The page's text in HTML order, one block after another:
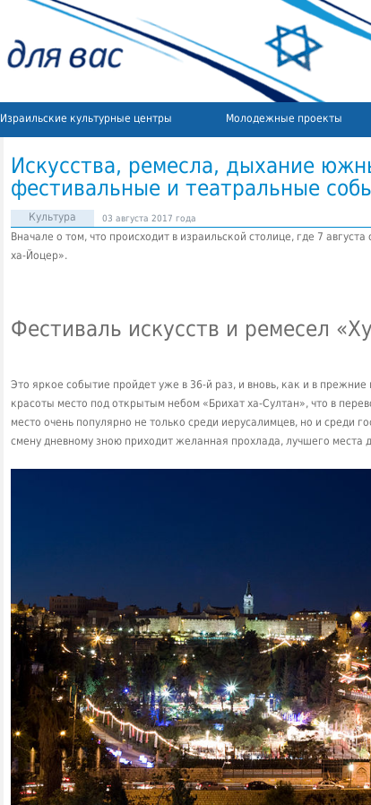
Израильские культурные центры Молодежные проекты
Искусства, ремесла, дыхание
фестивальные и театральные
Культура 03 августа 2017 года
Вначале о том, что происходит в израильской столице, где 7
ха-Йоцер».
Фестиваль искусств и ремесел
Это яркое событие пройдет уже в 36-й раз, и вновь, как и в
красоты место под открытым небом «Брихат ха-Султан», что в
место очень популярно не только среди иерусалимцев, но и среди
смену дневному зною приходит желанная прохлада, лучшего места